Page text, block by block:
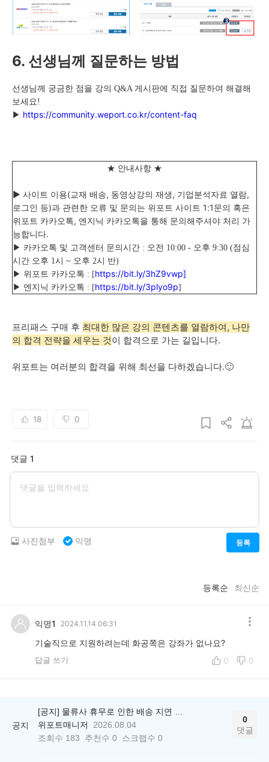
6. 선생님께 질문하는 방법
선생님께 궁금한 점을 강의 Q&A 게시판에 직접 질문하여 해결해
보세요!
▶ https://community.weport.co.kr/content-faq
★ 안내사항 ★
▶ 사이트 이용(교재 배송, 동영상강의 재생, 기업분석자료 열람,
로그인 등)과 관련한 오류 및 문의는 위포트 사이트 1:1문의 혹은
위포트 카카오톡, 엔지닉 카카오톡을 통해 문의해주셔야 처리 가
능합니다.
▶ 카카오톡 및 고객센터 문의시간 : 오전 10:00 - 오후 9:30 (점심
시간 오후 1시 ~ 오후 2시 반)
▶ 위포트 카카오톡 : [https://bit.ly/3hZ9vwp]
▶ 엔지닉 카카오톡 : [https://bit.ly/3plyo9p]
프리패스 구매 후 최대한 많은 강의 콘텐츠를 열람하여, 나만
의 합격 전략을 세우는 것이 합격으로 가는 길입니다.
위포트는 여러분의 합격을 위해 최선을 다하겠습니다.🙂
18 0
댓글 1
등록
사진첨부 익명
등록순 최신순
익명1 2024.11.14 06:31
기술직으로 지원하려는데 화공쪽은 강좌가 없나요?
답글 쓰기 0 0
공지
위포트매니저
2026.08.04
조회수 183 추천수 0 스크랩수 0
0
댓글